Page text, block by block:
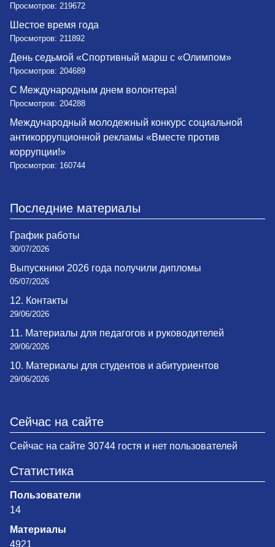
Просмотров: 219672
Шестое время года
Просмотров: 211892
День седьмой «Спортивный марш с «Олимпом»
Просмотров: 204689
С Международным днем волонтера!
Просмотров: 204288
Международный молодежный конкурс социальной
антикоррупционной рекламы «Вместе против
коррупции!»
Просмотров: 160744
Последние материалы
График работы
30/07/2026
Выпускники 2026 года получили дипломы
05/07/2026
12. Контакты
29/06/2026
11. Материалы для педагогов и руководителей
29/06/2026
10. Материалы для студентов и абитуриентов
29/06/2026
Сейчас на сайте
Сейчас на сайте 30744 гостя и нет пользователей
Статистика
Пользователи
14
Материалы
4921